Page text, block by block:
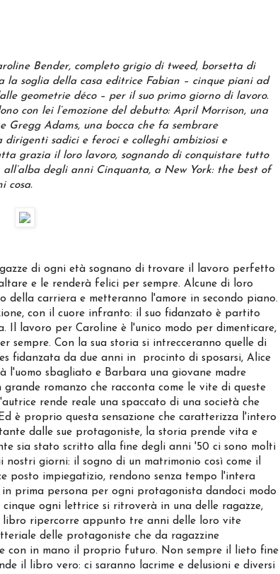
Bender, completo grigio di tweed, borsetta di
la soglia della casa editrice Fabian – cinque piani ad
geometrie déco – per il suo primo giorno di lavoro.
con lei l’emozione del debutto: April Morrison, una
Gregg Adams, una bocca che fa sembrare
dirigenti sadici e feroci e colleghi ambiziosi e
grazia il loro lavoro, sognando di conquistare tutto
degli anni Cinquanta, a New York: the best of
cosa.
di ogni età sognano di trovare il lavoro perfetto
e le renderà felici per sempre. Alcune di loro
della carriera e metteranno l'amore in secondo piano.
con il cuore infranto: il suo fidanzato è partito
Il lavoro per Caroline è l'unico modo per dimenticare,
sempre. Con la sua storia si intrecceranno quelle di
fidanzata da due anni in procinto di sposarsi, Alice
l'uomo sbagliato e Barbara una giovane madre
romanzo che racconta come le vite di queste
rende reale una spaccato di una società che
è proprio questa sensazione che caratterizza l'intero
dalle sue protagoniste, la storia prende vita e
sia stato scritto alla fine degli anni '50 ci sono molti
giorni: il sogno di un matrimonio così come il
posto impiegatizio, rendono senza tempo l'intera
prima persona per ogni protagonista dandoci modo
ogni lettrice si ritroverà in una delle ragazze,
ripercorre appunto tre anni delle loro vite
delle protagoniste che da ragazzine
con in mano il proprio futuro. Non sempre il lieto fine
il libro vero: ci saranno lacrime e delusioni e diversi